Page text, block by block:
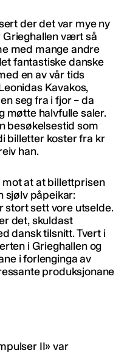
der det var mye ny
vært så
med mange andre
fantastiske danske
en av vår tids
Kavakos,
seg fra i fjor – da
møtte halvfulle saler.
besøkelsestid som
billetter koster fra kr
han.
at at billettprisen
sjølv påpeikar:
stort sett vore utselde.
det, skuldast
dansk tilsnitt. Tvert i
i Grieghallen og
i forlenginga av
produksjonane
II» var